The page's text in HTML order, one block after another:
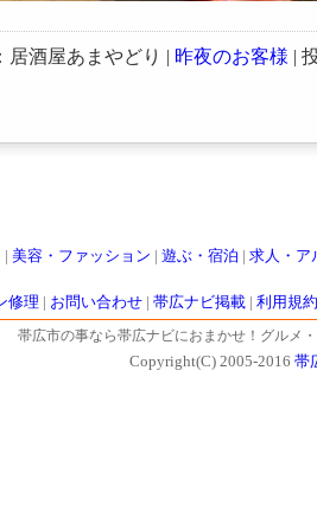
居酒屋あまやどり | 昨夜のお客様 |
美容・ファッション 遊ぶ・宿泊 求人・ア
修理 お問い合わせ| 帯広ナビ掲載| 利用規約
帯広市の事なら帯広ナビにおまかせ！グルメ
Copyright(C) 2005-2016 帯